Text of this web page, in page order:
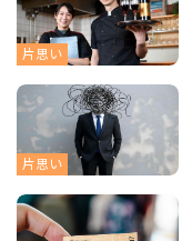
片思い
片思い